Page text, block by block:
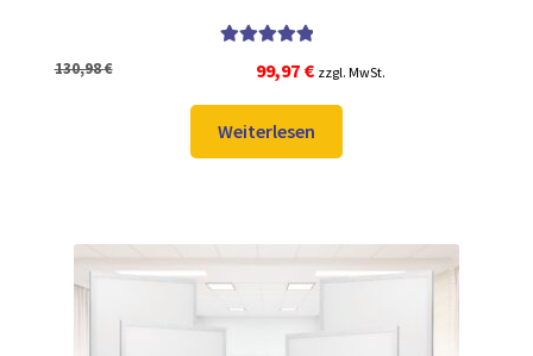
von 5
130,98€
Ursprünglicher
Preis
war:
130,98 €
99,97 €Aktueller
Preis
ist:
99,97 €.
zzgl. MwSt.
Weiterlesen